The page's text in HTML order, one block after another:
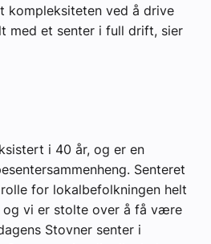
kompleksiteten ved å drive
med et senter i full drift, sier
i 40 år, og er en
Senteret
for lokalbefolkningen helt
og vi er stolte over å få være
Stovner senter i